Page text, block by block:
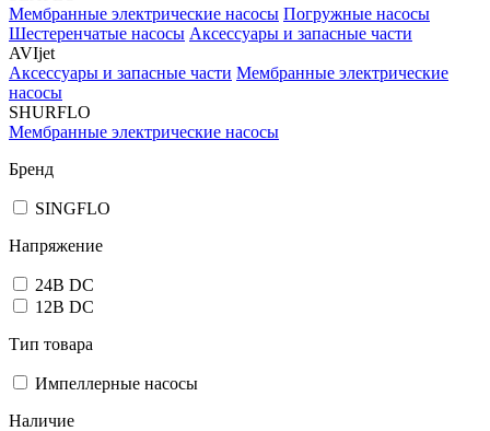
Мембранные электрические насосы Погружные насосы
Шестеренчатые насосы Аксессуары и запасные части
AVIjet
Аксессуары и запасные части Мембранные электрические
насосы
SHURFLO
Мембранные электрические насосы
Бренд
SINGFLO
Напряжение
24В DC
12В DC
Тип товара
Импеллерные насосы
Наличие